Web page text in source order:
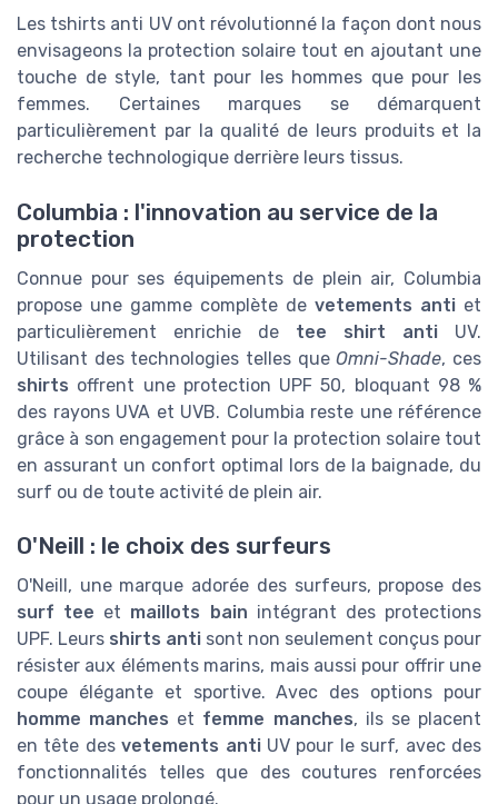
Les tshirts anti UV ont révolutionné la façon dont nous
envisageons la protection solaire tout en ajoutant une
touche de style, tant pour les hommes que pour les
femmes. Certaines marques se démarquent
particulièrement par la qualité de leurs produits et la
recherche technologique derrière leurs tissus.
Columbia : l'innovation au service de la
protection
Connue pour ses équipements de plein air, Columbia
propose une gamme complète de vetements anti et
particulièrement enrichie de tee shirt anti UV.
Utilisant des technologies telles queOmni-Shade, ces
shirts offrent une protection UPF 50, bloquant 98 %
des rayons UVA et UVB. Columbia reste une référence
grâce à son engagement pour la protection solaire tout
en assurant un confort optimal lors de la baignade, du
surf ou de toute activité de plein air.
O'Neill : le choix des surfeurs
O'Neill, une marque adorée des surfeurs, propose des
surf tee et maillots bain intégrant des protections
UPF. Leurs shirts anti sont non seulement conçus pour
résister aux éléments marins, mais aussi pour offrir une
coupe élégante et sportive. Avec des options pour
homme manches et femme manches, ils se placent
en tête desvetements antiUV pour le surf, avec des
fonctionnalités telles que des coutures renforcées
pour un usage prolongé.